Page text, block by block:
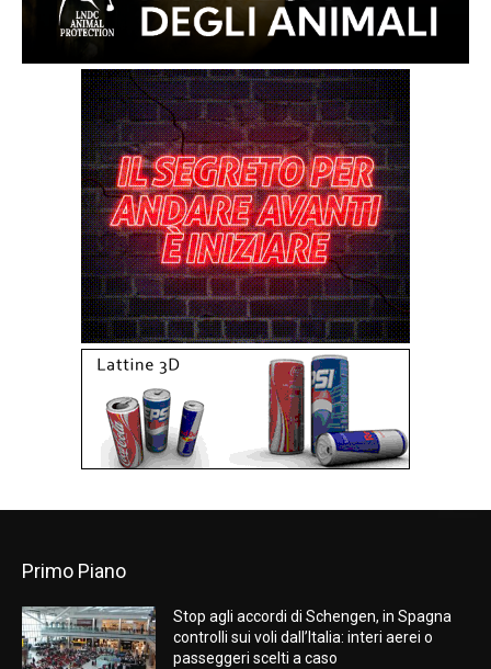
Primo Piano
Stop agli accordi di Schengen, in Spagna
controlli sui voli dall’Italia: interi aerei o
passeggeri scelti a caso